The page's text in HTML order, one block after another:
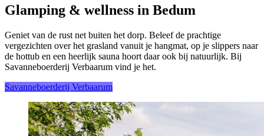
Glamping & wellness in Bedum
Geniet van de rust net buiten het dorp. Beleef de prachtige
vergezichten over het grasland vanuit je hangmat, op je slippers naar
de hottub en een heerlijk sauna hoort daar ook bij natuurlijk. Bij
Savanneboerderij Verbaarum vind je het.
Savanneboerderij Verbaarum